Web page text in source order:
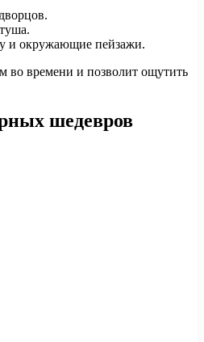
и окружающие пейзажи.
во времени и позволит ощутить
шедевров